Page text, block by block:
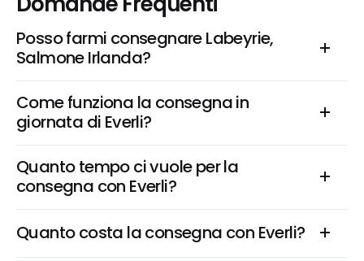
Posso farmi consegnare Labeyrie,
Salmone Irlanda?
Come funziona la consegna in
giornata di Everli?
Quanto tempo ci vuole per la
consegna con Everli?
Quanto costa la consegna con Everli?